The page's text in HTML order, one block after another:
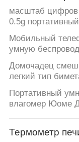
О
НАС
ПО
ЗАВОДУ
масштаб цифров
0.5g
Мобильный
умную
Домочадец
легкий тип
Портативный
влагомер Юоме
Термометр